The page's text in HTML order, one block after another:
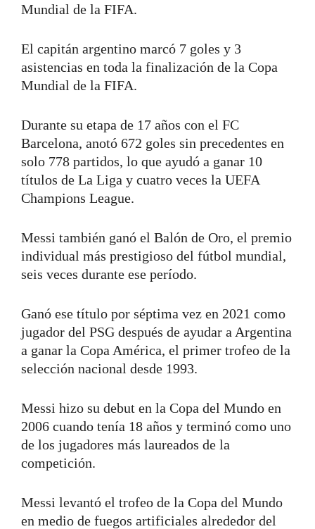
Mundial de la FIFA.
El capitán argentino marcó 7 goles y 3
asistencias en toda la finalización de la Copa
Mundial de la FIFA.
Durante su etapa de 17 años con el FC
Barcelona, anotó 672 goles sin precedentes en
solo 778 partidos, lo que ayudó a ganar 10
títulos de La Liga y cuatro veces la UEFA
Champions League.
Messi también ganó el Balón de Oro, el premio
individual más prestigioso del fútbol mundial,
seis veces durante ese período.
Ganó ese título por séptima vez en 2021 como
jugador del PSG después de ayudar a Argentina
a ganar la Copa América, el primer trofeo de la
selección nacional desde 1993.
Messi hizo su debut en la Copa del Mundo en
2006 cuando tenía 18 años y terminó como uno
de los jugadores más laureados de la
competición.
Messi levantó el trofeo de la Copa del Mundo
en medio de fuegos artificiales alrededor del